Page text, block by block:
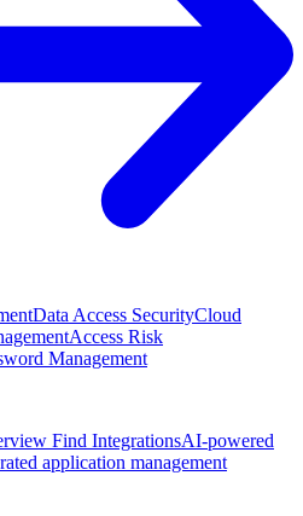
Data Access SecurityCloud
Access Risk
Management
Find IntegrationsAI-powered
application management